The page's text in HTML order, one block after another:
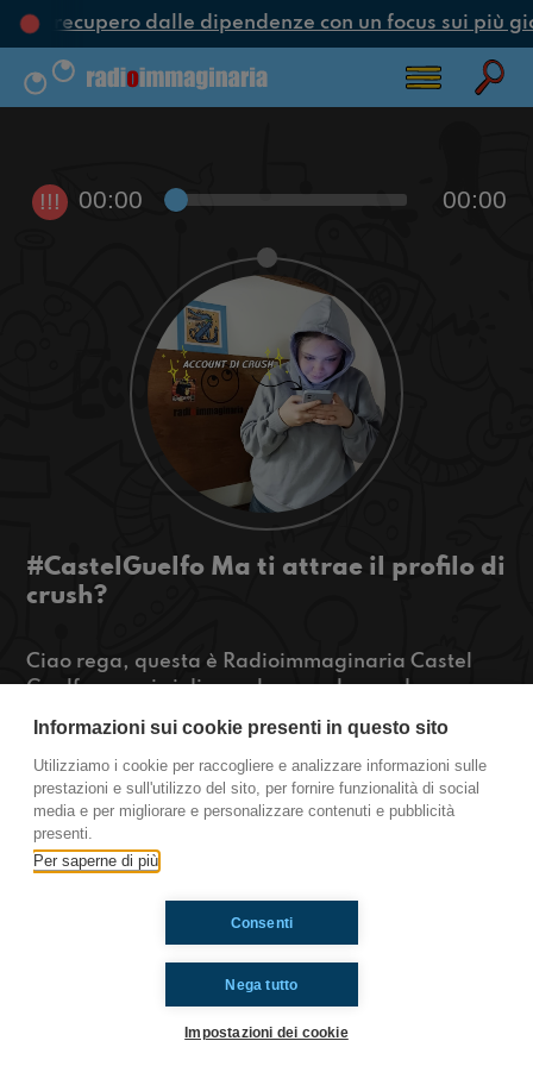
e recupero dalle dipendenze con un focus sui più
!!! 00:00 00:00
#CastelGuelfo Ma ti attrae il profilo di
crush?
Ciao rega, questa è Radioimmaginaria Castel
Guelfo e oggi vi diremo le cose che rendono meno
siamo fortunati a scuola.
https://www.radioimmaginaria.it
Castel Guelfo
Ti è piaciuto? Condividilo!
Informazioni sui cookie presenti in questo sito
Utilizziamo i cookie per raccogliere e analizzare informazioni sulle
prestazioni e sull'utilizzo del sito, per fornire funzionalità di social
media e per migliorare e personalizzare contenuti e pubblicità
presenti.
Per saperne di più
Nega tutto
Consenti
Impostazioni dei cookie